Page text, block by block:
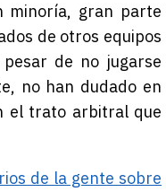
minoría, gran parte
de otros equipos
de no jugarse
no han dudado en
el trato arbitral que
de la gente sobre